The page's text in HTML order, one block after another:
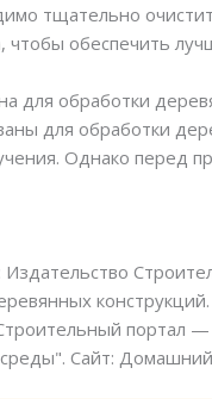
тщательно
обеспечить
для обработки
для обработки
Однако перед
портал
Сайт: